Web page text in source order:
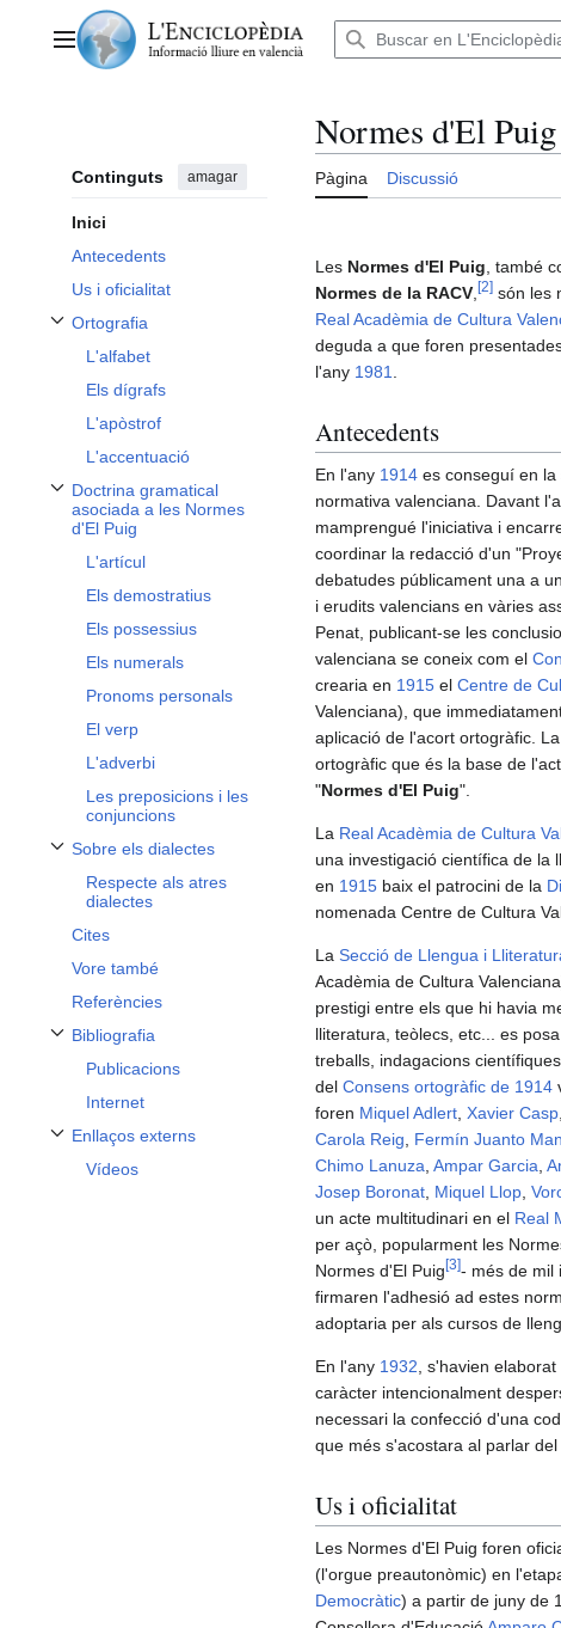
contingutMenú principal
Continguts amagar
Inici
Antecedents
Us i oficialitat
Ortografia
Alternar subsecció Ortografia
L'alfabet
Els dígrafs
L'apòstrof
L'accentuació
Doctrina gramatical
asociada a les Normes
d'El Puig
Alternar subsecció Doctrina gramatical asociada a les Normes d'El Puig
L'artícul
Els demostratius
Els possessius
Els numerals
Pronoms personals
El verp
L'adverbi
Les preposicions i les
conjuncions
Sobre els dialectes
Alternar subsecció Sobre els dialectes
Respecte als atres
dialectes
Cites
Vore també
Referències
Bibliografia
Alternar subsecció Bibliografia
Publicacions
Internet
Enllaços externs
Alternar subsecció Enllaços externs
Vídeos
Normes d'El Puig
Pàgina Discussió
Les Normes d'El Puig , també
Normes de la RACV [2] són les
Real Acadèmia de Cultura
deguda a que foren
l'any 1981
Antecedents
En l'any 1914 es conseguí en la
normativa valenciana. Davant
mamprengué l'iniciativa i
coordinar la redacció d'un
debatudes públicament una a
i erudits valencians en vàries
Penat, publicant-se les
valenciana se coneix com el
crearia en 1915 el Centre de
Valenciana), que
aplicació de l'acort ortogràfic.
ortogràfic que és la base de
"Normes d'El Puig".
La Real Acadèmia de Cultura
una investigació científica de la
en 1915 baix el patrocini de la
nomenada Centre de Cultura
La Secció de Llengua i
Acadèmia de Cultura
prestigi entre els que hi havia
lliteratura, teòlecs, etc... es
treballs, indagacions
del Consens ortogràfic de 1914
foren Miquel Adlert Xavier Casp
Carola Reig
Fermín Juanto
Chimo Lanuza Ampar Garcia
Josep Boronat Miquel Llop
un acte multitudinari en el Real
per açò, popularment les
Normes d'El Puig [3]- més de mil
firmaren l'adhesió ad estes
adoptaria per als cursos de
En l'any 1932 , s'havien
caràcter intencionalment
necessari la confecció d'una
que més s'acostara al parlar del
Us i oficialitat
Les Normes d'El Puig foren
(l'orgue preautonòmic) en
Democràtic) a partir de juny de